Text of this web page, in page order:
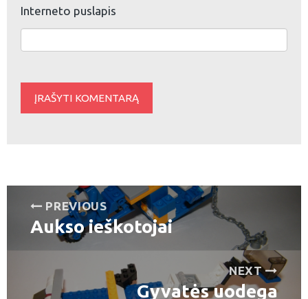
Interneto puslapis
Navigacija
tarp
įrašų
PREVIOUS
Previous
Aukso ieškotojai
NEXT
Next
Gyvatės uodega